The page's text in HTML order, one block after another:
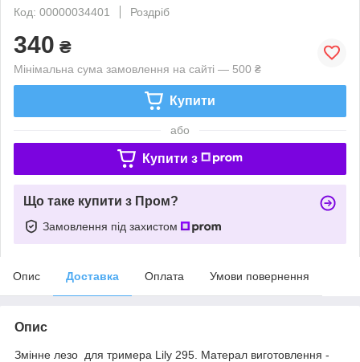
Код: 00000034401
Роздріб
340 ₴
Мінімальна сума замовлення на сайті — 500 ₴
Купити
або
Купити з
Що таке купити з Пром?
Замовлення під захистом
Опис Доставка Оплата Умови повернення
Опис
Змінне лезо для тримера Lily 295. Матерал виготовлення -